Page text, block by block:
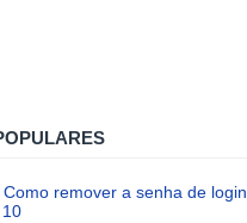
remover a senha de login